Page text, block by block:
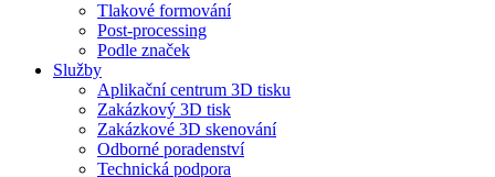
Tlakové formování
Post-processing
Podle značek
Služby
Aplikační centrum 3D tisku
Zakázkový 3D tisk
Zakázkové 3D skenování
Odborné poradenství
Technická podpora